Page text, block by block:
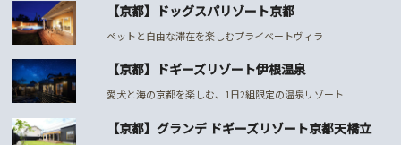
【京都】ドッグスパリゾート京都
ペットと自由な滞在を楽しむプライベートヴィラ
【京都】ドギーズリゾート伊根温泉
愛犬と海の京都を楽しむ、1日2組限定の温泉リゾート
【京都】グランデ ドギーズリゾート京都天橋立